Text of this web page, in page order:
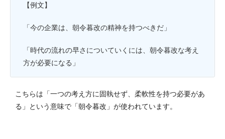
【例文】
「今の企業は、朝令暮改の精神を持つべきだ」
「時代の流れの早さについていくには、朝令暮改な考え
方が必要になる」
こちらは「一つの考え方に固執せず、柔軟性を持つ必要があ
る」という意味で「朝令暮改」が使われています。